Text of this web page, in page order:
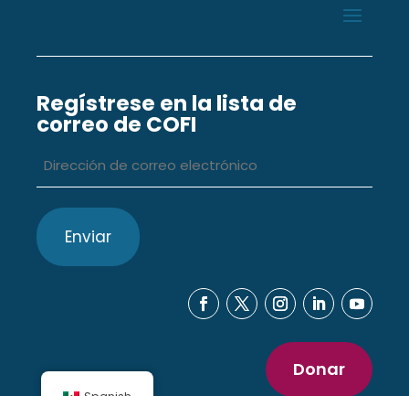
Regístrese en la lista de
correo de COFI
de
electrónico
Donar